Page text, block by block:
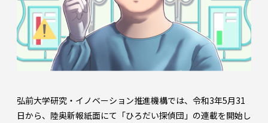
弘前大学研究・イノベーション推進機構では、令和3年5月31
日から、陸奥新報紙面にて「ひろだい探偵団」の連載を開始し